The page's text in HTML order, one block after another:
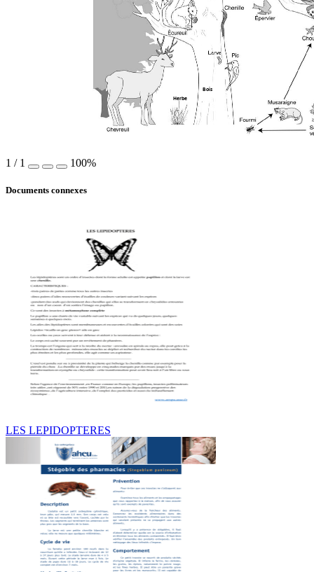
Bois
Herbe
1 / 1 100%
Documents connexes
LES LEPIDOPTERES